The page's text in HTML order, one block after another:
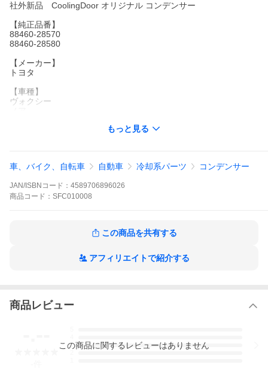
社外新品 CoolingDoor オリジナル コンデンサー
【純正品番】
88460-28570
88460-28580
【メーカー】
トヨタ
【車種】
ヴォクシー
純正同等品
もちろん車検対応品です。
「送り状控え」が保証書となります。
大切に保管下さい。
もっと見る
車、バイク、自転車 自動車 冷却系パーツ コンデンサー
JAN/ISBNコード： 4589706896026
商品 コード： SFC010008
この商品を共有する
アフィリエイトで紹介する
商品レビュー
3
この商品に関するレビューはありません